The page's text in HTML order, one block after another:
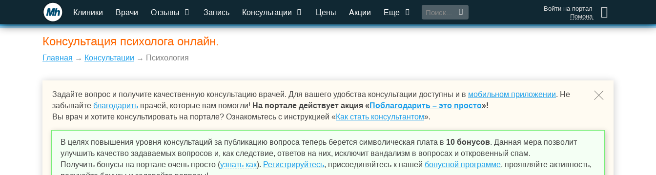
Клиники Врачи Отзывы Запись Консультации Цены Акции Еще
Войти на портал
Помона
Консультация психолога онлайн.
Главная → Консультации → Психология
Задайте вопрос и получите качественную консультацию врачей. Для вашего удобства консультации доступны и в мобильном приложении. Не
забывайте благодарить врачей, которые вам помогли! На портале действует акция « Поблагодарить – это просто»!
Вы врач и хотите консультировать на портале? Ознакомьтесь с инструкцией «Как стать консультантом».
В целях повышения уровня консультаций за публикацию вопроса теперь берется символическая плата в 10 бонусов. Данная мера позволит
улучшить качество задаваемых вопросов и, как следствие, ответов на них, исключит вандализм в вопросах и откровенный спам.
Получить бонусы на портале очень просто (узнать как). Регистрируйтесь, присоединяйтесь к нашей бонусной программе, проявляйте активность,